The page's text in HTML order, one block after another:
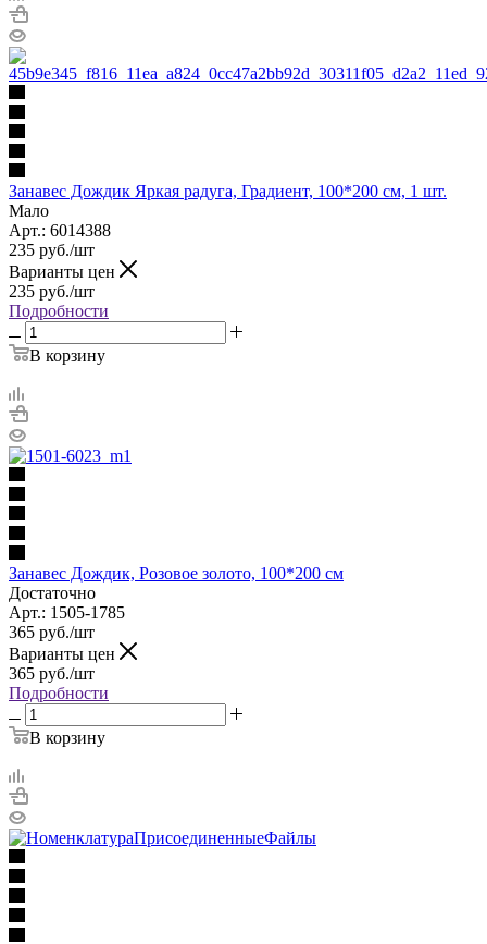
Занавес Дождик Яркая радуга, Градиент, 100*200 см, 1 шт.
Мало
Арт.: 6014388
235 руб./шт
Варианты цен
235 руб./шт
Подробности
В корзину
Занавес Дождик, Розовое золото, 100*200 см
Достаточно
Арт.: 1505-1785
365 руб./шт
Варианты цен
365 руб./шт
Подробности
В корзину